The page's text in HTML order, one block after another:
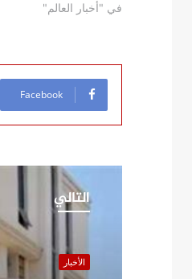
في "أخبار العالم"
Facebook
التالي
الأخبار